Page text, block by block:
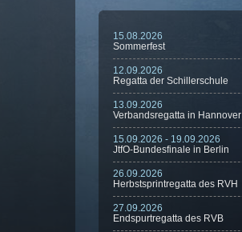
15.08.2026
Sommerfest
12.09.2026
Regatta der Schillerschule
13.09.2026
Verbandsregatta in Hannover
15.09.2026 - 19.09.2026
JtfO-Bundesfinale in Berlin
26.09.2026
Herbstsprintregatta des RVH
27.09.2026
Endspurtregatta des RVB